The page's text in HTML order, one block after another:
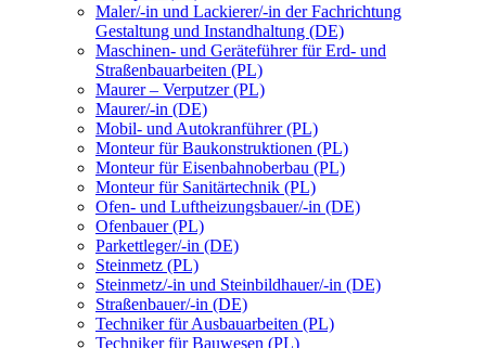
Maler/-in und Lackierer/-in der Fachrichtung
Gestaltung und Instandhaltung (DE)
Maschinen- und Geräteführer für Erd- und
Straßenbauarbeiten (PL)
Maurer – Verputzer (PL)
Maurer/-in (DE)
Mobil- und Autokranführer (PL)
Monteur für Baukonstruktionen (PL)
Monteur für Eisenbahnoberbau (PL)
Monteur für Sanitärtechnik (PL)
Ofen- und Luftheizungsbauer/-in (DE)
Ofenbauer (PL)
Parkettleger/-in (DE)
Steinmetz (PL)
Steinmetz/-in und Steinbildhauer/-in (DE)
Straßenbauer/-in (DE)
Techniker für Ausbauarbeiten (PL)
Techniker für Bauwesen (PL)